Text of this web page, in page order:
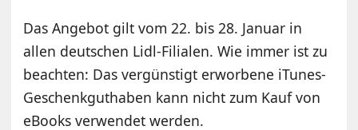
Das Angebot gilt vom 22. bis 28. Januar in
allen deutschen Lidl-Filialen. Wie immer ist zu
beachten: Das vergünstigt erworbene iTunes-
Geschenkguthaben kann nicht zum Kauf von
eBooks verwendet werden.